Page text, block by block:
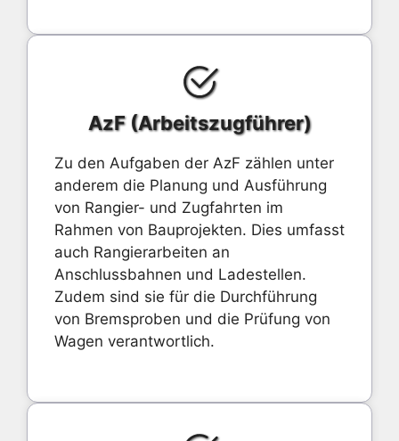
AzF (Arbeitszugführer)
Zu den Aufgaben der AzF zählen unter
anderem die Planung und Ausführung
von Rangier- und Zugfahrten im
Rahmen von Bauprojekten. Dies umfasst
auch Rangierarbeiten an
Anschlussbahnen und Ladestellen.
Zudem sind sie für die Durchführung
von Bremsproben und die Prüfung von
Wagen verantwortlich.